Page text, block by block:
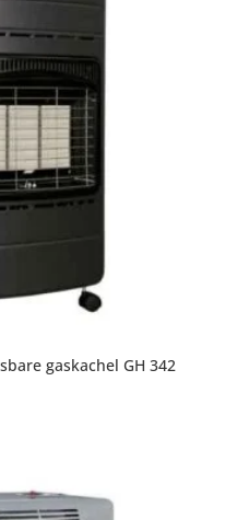
gaskachel GH 342